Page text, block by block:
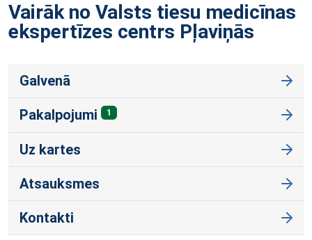
Vairāk no Valsts tiesu medicīnas
ekspertīzes centrs Pļaviņās
Galvenā
Pakalpojumi 1
Uz kartes
Atsauksmes
Kontakti